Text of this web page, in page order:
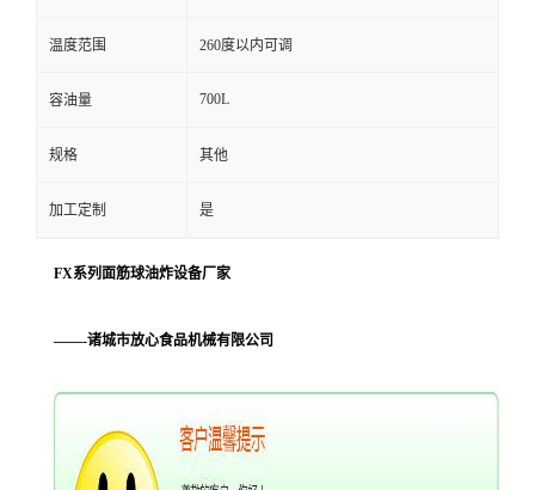
温度范围 260度以内可调
容油量 700L
规格 其他
加工定制 是
FX系列面筋球油炸设备厂家
——-诸城市放心食品机械有限公司